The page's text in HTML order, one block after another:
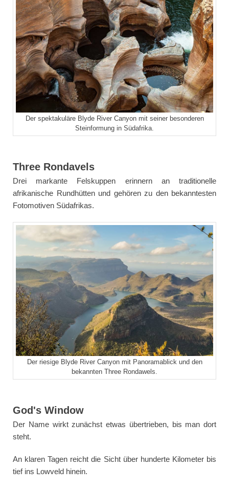
Der spektakuläre Blyde River Canyon mit seiner besonderen
Steinformung in Südafrika.
Three Rondavels
Drei markante Felskuppen erinnern an traditionelle
afrikanische Rundhütten und gehören zu den bekanntesten
Fotomotiven Südafrikas.
Der riesige Blyde River Canyon mit Panoramablick und den
bekannten Three Rondawels.
God's Window
Der Name wirkt zunächst etwas übertrieben, bis man dort
steht.
An klaren Tagen reicht die Sicht über hunderte Kilometer bis
tief ins Lowveld hinein.